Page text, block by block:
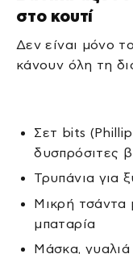
στο κουτί
Δεν είναι μόνο
κάνουν όλη τη
Σετ bits
δυσπρόσιτες
Τρυπάνια για
Μικρή τσάντα
μπαταρία
Μάσκα, γυαλιά